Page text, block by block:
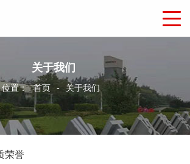
关于我们
位置： 首页 - 关于我们
荣誉